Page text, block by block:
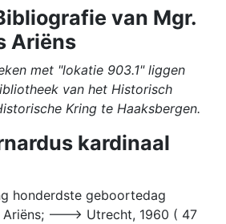
van Mgr.
Ariëns
met "lokatie 903.1" liggen
van het Historisch
Kring te Haaksbergen.
kardinaal
honderdste geboortedag
Ariëns; ---> Utrecht, 1960 ( 47